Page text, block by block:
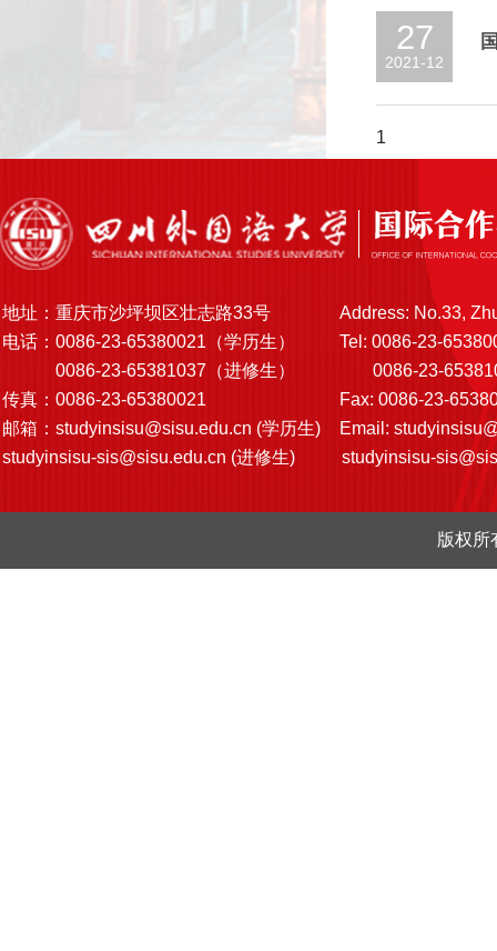
27
2021-12
1
地址：重庆市沙坪坝区壮志路33号
Address: No.33,
电话：0086-23-65380021（学历生）
Tel: 0086-23-
0086-23-65381037（进修生）
0086-23-
传真：0086-23-65380021
Fax: 0086-23-
邮箱： studyinsisu@sisu.edu.cn (学历生) Email:
studyinsisu-sis@sisu.edu.cn (进修生) studyinsisu-
版权所